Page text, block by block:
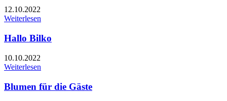
12.10.2022
Weiterlesen
Hallo Bilko
10.10.2022
Weiterlesen
Blumen für die Gäste